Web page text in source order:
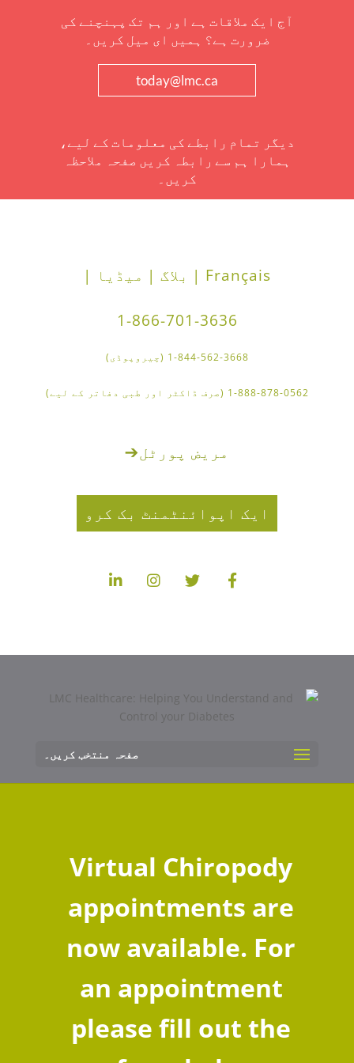
آج ایک ملاقات ہے اور ہم تک پہنچنے کی
ضرورت ہے؟ ہمیں ای میل کریں۔
today@lmc.ca
دیگر تمام رابطے کی معلومات کے لیے،
ہمارا ہم سے رابطہ کریں صفحہ ملاحظہ
کریں۔
Français | بلاگ | میڈیا |
1-866-701-3636
1-844-562-3668 (چیروپوڈی)
1-888-878-0562 (صرف ڈاکٹر اور طبی دفاتر کے لیے)
مریض پورٹل➔
ایک اپوائنٹمنٹ بک کرو
صفحہ منتخب کریں۔
Virtual Chiropody
appointments are
now available. For
an appointment
please fill out the